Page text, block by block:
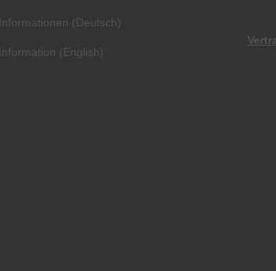
Informationen (Deutsch)
Information (English)